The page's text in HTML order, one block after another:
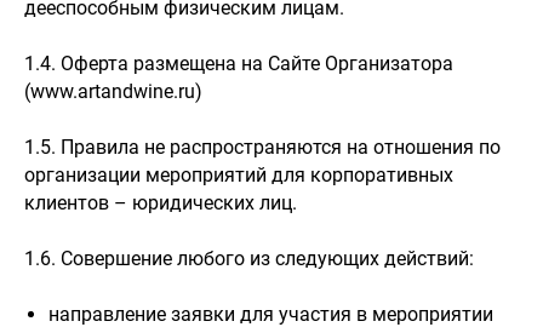
дееспособным физическим лицам.
1.4. Оферта размещена на Сайте Организатора
(www.artandwine.ru)
1.5. Правила не распространяются на отношения по
организации мероприятий для корпоративных
клиентов – юридических лиц.
1.6. Совершение любого из следующих действий:
направление заявки для участия в мероприятии